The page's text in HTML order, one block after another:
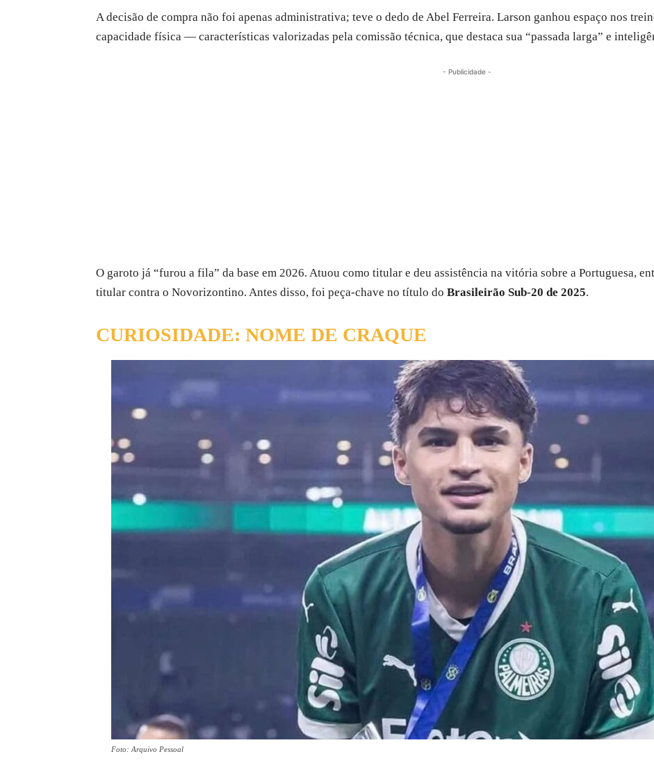
A decisão de compra não foi apenas administrativa; teve o dedo de Abel Ferreira. Larson ganhou espaço nos
capacidade física — características valorizadas pela comissão técnica, que destaca sua “passada larga” e
- Publicidade -
O garoto já “furou a fila” da base em 2026. Atuou como titular e deu assistência na vitória sobre a Portuguesa,
titular contra o Novorizontino. Antes disso, foi peça-chave no título do Brasileirão Sub-20 de 2025.
CURIOSIDADE: NOME DE CRAQUE
Foto: Arquivo Pessoal